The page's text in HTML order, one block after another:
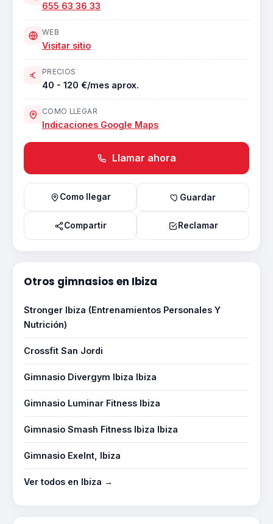
655 63 36 33
WEB
Visitar sitio
PRECIOS
40 - 120 €/mes aprox.
COMO LLEGAR
Indicaciones Google Maps
Llamar ahora
Como llegar Guardar
Compartir Reclamar
Otros gimnasios en Ibiza
Stronger Ibiza (Entrenamientos Personales Y
Nutrición)
Crossfit San Jordi
Gimnasio Divergym Ibiza Ibiza
Gimnasio Luminar Fitness Ibiza
Gimnasio Smash Fitness Ibiza Ibiza
Gimnasio Exelnt, Ibiza
Ver todos en Ibiza →